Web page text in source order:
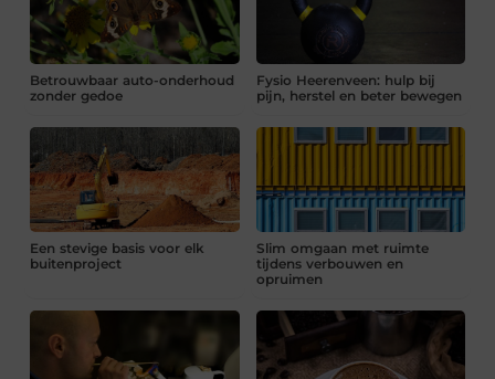
Betrouwbaar auto-onderhoud
zonder gedoe
Fysio Heerenveen: hulp bij
pijn, herstel en beter bewegen
Een stevige basis voor elk
buitenproject
Slim omgaan met ruimte
tijdens verbouwen en
opruimen